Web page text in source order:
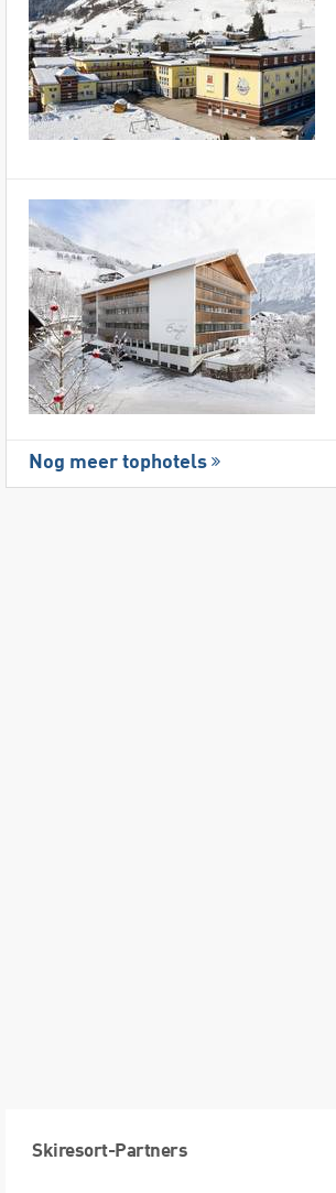
Nog meer tophotels
Skiresort-Partners